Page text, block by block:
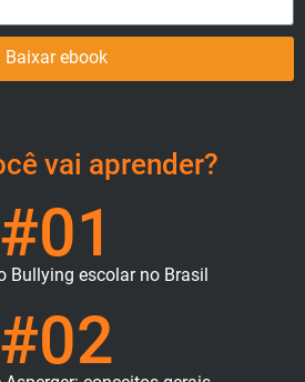
Baixar ebook
vai aprender?
#01
Bullying escolar no Brasil
#02